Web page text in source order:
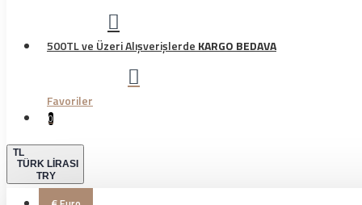
500TL ve Üzeri Alışverişlerde KARGO BEDAVA
Favoriler
0
TL
TÜRK LIRASI
TRY